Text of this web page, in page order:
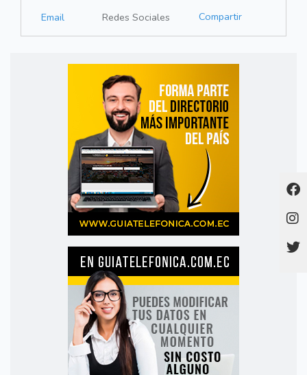
Email
Redes Sociales Compartir